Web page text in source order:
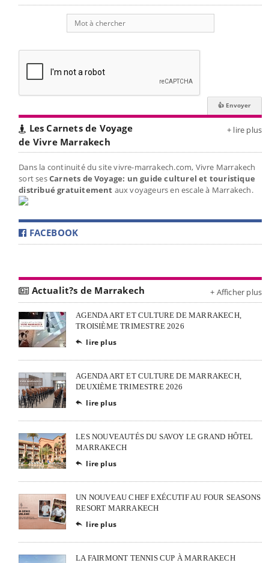
Les Carnets de Voyage
de Vivre Marrakech
+ lire plus
Dans la continuité du site vivre-marrakech.com, Vivre Marrakech
sort sesCarnets de Voyage: un guide culturel et touristique
distribué gratuitement aux voyageurs en escale à Marrakech.
FACEBOOK
Actualit?s de Marrakech + Afficher plus
AGENDA ART ET CULTURE DE MARRAKECH,
TROISIÈME TRIMESTRE 2026
 lire plus
AGENDA ART ET CULTURE DE MARRAKECH,
DEUXIÈME TRIMESTRE 2026
 lire plus
LES NOUVEAUTÉS DU SAVOY LE GRAND HÔTEL
MARRAKECH
 lire plus
UN NOUVEAU CHEF EXÉCUTIF AU FOUR SEASONS
RESORT MARRAKECH
 lire plus
LA FAIRMONT TENNIS CUP À MARRAKECH